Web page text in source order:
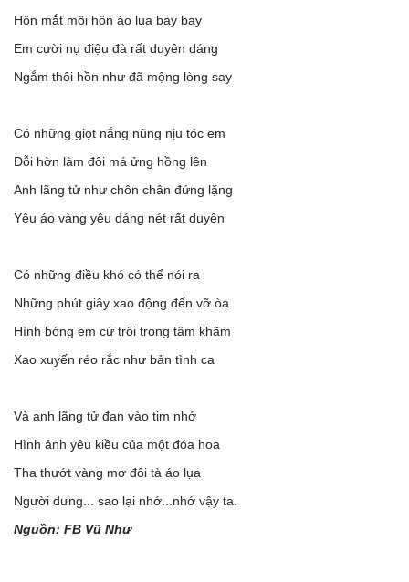
Hôn mắt môi hôn áo lụa bay bay
Em cười nụ điệu đà rất duyên dáng
Ngắm thôi hồn như đã mộng lòng say
Có những giọt nắng nũng nịu tóc em
Dỗi hờn làm đôi má ửng hồng lên
Anh lãng tử như chôn chân đứng lặng
Yêu áo vàng yêu dáng nét rất duyên
Có những điều khó có thể nói ra
Những phút giây xao động đến vỡ òa
Hình bóng em cứ trôi trong tâm khãm
Xao xuyến réo rắc như bản tình ca
Và anh lãng tử đan vào tim nhớ
Hình ảnh yêu kiều của một đóa hoa
Tha thướt vàng mơ đôi tà áo lụa
Người dưng... sao lại nhớ...nhớ vậy ta.
Nguồn: FB Vũ Như